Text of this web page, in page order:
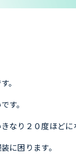
。
す。
なり２０度ほど
に困ります。